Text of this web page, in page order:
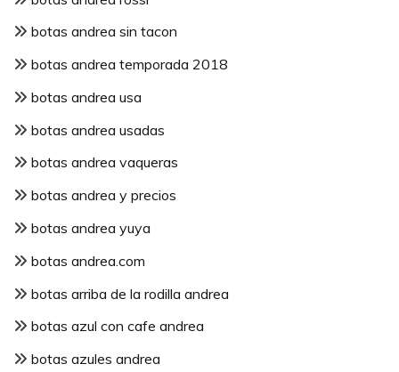
botas andrea sin tacon
botas andrea temporada 2018
botas andrea usa
botas andrea usadas
botas andrea vaqueras
botas andrea y precios
botas andrea yuya
botas andrea.com
botas arriba de la rodilla andrea
botas azul con cafe andrea
botas azules andrea